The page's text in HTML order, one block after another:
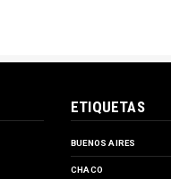
ETIQUETAS
BUENOS AIRES
CHACO